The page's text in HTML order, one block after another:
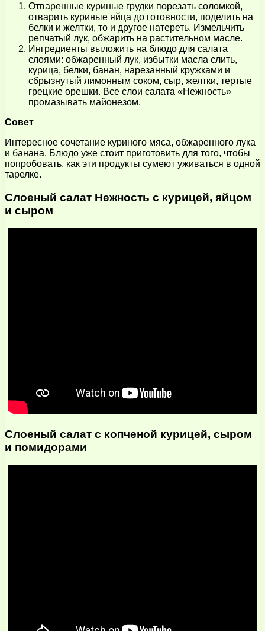
Отваренные куриные грудки порезать соломкой,
отварить куриные яйца до готовности, поделить на
белки и желтки, то и другое натереть. Измельчить
репчатый лук, обжарить на растительном масле.
Ингредиенты выложить на блюдо для салата
слоями: обжаренный лук, избытки масла слить,
курица, белки, банан, нарезанный кружками и
сбрызнутый лимонным соком, сыр, желтки, тертые
грецкие орешки. Все слои салата «Нежность»
промазывать майонезом.
Совет
Интересное сочетание куриного мяса, обжаренного лука
и банана. Блюдо уже стоит приготовить для того, чтобы
попробовать, как эти продукты сумеют уживаться в одной
тарелке.
Слоеный салат Нежность с курицей, яйцом
и сыром
Слоеный салат с копченой курицей, сыром
и помидорами